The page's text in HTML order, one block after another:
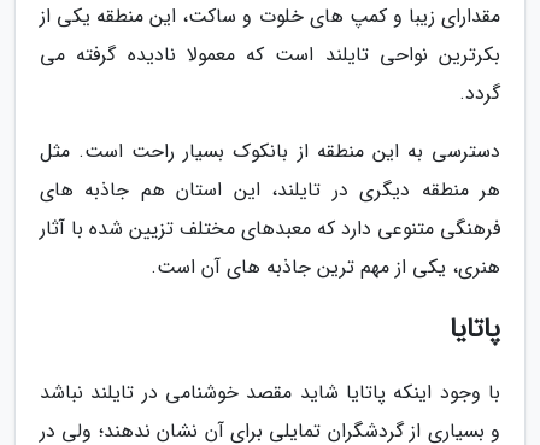
مقدارای زیبا و کمپ های خلوت و ساکت، این منطقه یکی از
بکرترین نواحی تایلند است که معمولا نادیده گرفته می
گردد.
دسترسی به این منطقه از بانکوک بسیار راحت است. مثل
هر منطقه دیگری در تایلند، این استان هم جاذبه های
فرهنگی متنوعی دارد که معبدهای مختلف تزیین شده با آثار
هنری، یکی از مهم ترین جاذبه های آن است.
پاتایا
با وجود اینکه پاتایا شاید مقصد خوشنامی در تایلند نباشد
و بسیاری از گردشگران تمایلی برای آن نشان ندهند؛ ولی در